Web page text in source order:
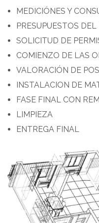
MEDICIÓNES Y
PRESUPUESTOS
SOLICITUD DE
COMIENZO DE LAS
VALORACIÓN DE
INSTALACION DE
FASE FINAL CON
LIMPIEZA
ENTREGA FINAL